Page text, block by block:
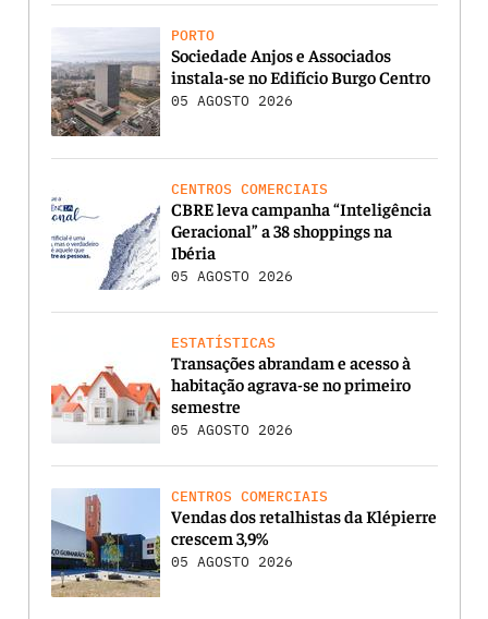
PORTO
Sociedade Anjos e Associados
instala-se no Edifício Burgo Centro
05 AGOSTO 2026
CENTROS COMERCIAIS
CBRE leva campanha “Inteligência
Geracional” a 38 shoppings na
Ibéria
05 AGOSTO 2026
ESTATÍSTICAS
Transações abrandam e acesso à
habitação agrava-se no primeiro
semestre
05 AGOSTO 2026
CENTROS COMERCIAIS
Vendas dos retalhistas da Klépierre
crescem 3,9%
05 AGOSTO 2026